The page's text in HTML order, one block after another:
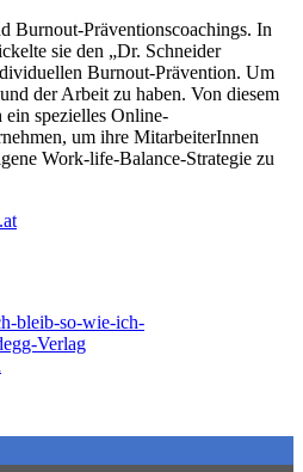
Burnout-Präventionscoachings. In
sie den „Dr. Schneider
Burnout-Prävention. Um
der Arbeit zu haben. Von diesem
ein spezielles Online-
um ihre MitarbeiterInnen
Work-life-Balance-Strategie zu